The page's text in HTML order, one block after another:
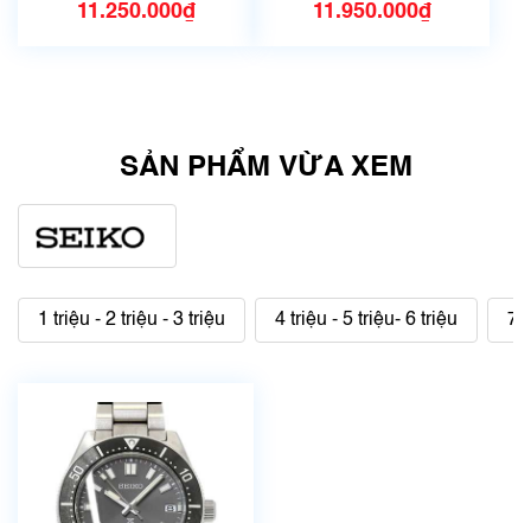
11.250.000₫ 11.950.000₫
SẢN PHẨM VỪA XEM
1 triệu - 2 triệu - 3 triệu 4 triệu - 5 triệu- 6 triệu 7